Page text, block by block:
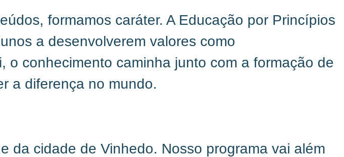
formamos caráter. A Educação por Princípios
a desenvolverem valores como
conhecimento caminha junto com a formação de
a diferença no mundo.
da cidade de Vinhedo. Nosso programa vai além